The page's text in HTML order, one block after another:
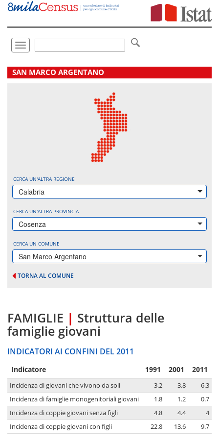
Vai
direttamente
Toggle
navigation
.
SAN MARCO ARGENTANO
CERCA UN'ALTRA REGIONE
Calabria
CERCA UN'ALTRA PROVINCIA
Cosenza
CERCA UN COMUNE
San Marco Argentano
TORNA AL COMUNE
FAMIGLIE | Struttura delle
famiglie giovani
INDICATORI AI CONFINI DEL 2011
Indicatore 1991 2001 2011
Incidenza di giovani che vivono da soli 3.2 3.8
6.3
Incidenza di famiglie monogenitoriali giovani
1.8 1.2
0.7
Incidenza di coppie giovani senza figli
4.8 4.4
4
Incidenza di coppie giovani con figli
22.8 13.6 9.7